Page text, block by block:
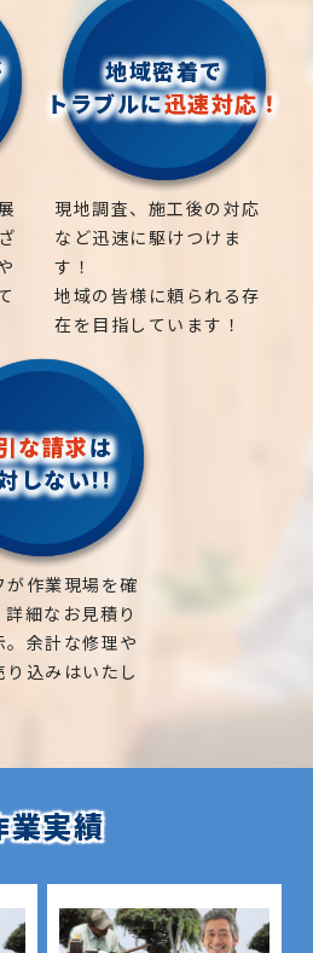
地域密着で
トラブルに迅速対応！
現地調査、施工後の対応
など迅速に駆けつけま
す！
地域の皆様に頼られる存
在を目指しています！
な請求は
しない!!
が作業現場を確
詳細なお見積り
。余計な修理や
り込みはいたし
業実績